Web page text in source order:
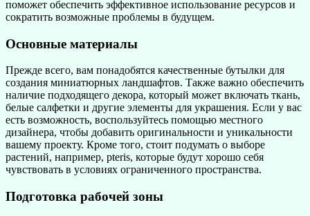
поможет обеспечить эффективное использование ресурсов и
сократить возможные проблемы в будущем.
Основные материалы
Прежде всего, вам понадобятся качественные бутылки для
создания миниатюрных ландшафтов. Также важно обеспечить
наличие подходящего декора, который может включать ткань,
белые салфетки и другие элементы для украшения. Если у вас
есть возможность, воспользуйтесь помощью местного
дизайнера, чтобы добавить оригинальности и уникальности
вашему проекту. Кроме того, стоит подумать о выборе
растений, например, pteris, которые будут хорошо себя
чувствовать в условиях ограниченного пространства.
Подготовка рабочей зоны